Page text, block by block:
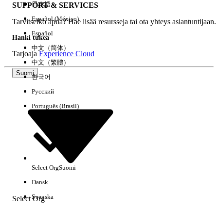
Tyhjennä kaikki Valmis
Tarkista avainsanojesi oikeinkirjoitus.
SUPPORT & SERVICES
Tarvitsetko apua? Hae lisää resursseja tai ota yhteys asiantuntijaan.
Hanki tukea
TarjoajaExperience Cloud
Suomi
Select Org
日本語
Español (México)
Español
中文（简体）
中文（繁體）
한국어
Русский
Português (Brasil)
Select OrgSuomi
Dansk
Svenska